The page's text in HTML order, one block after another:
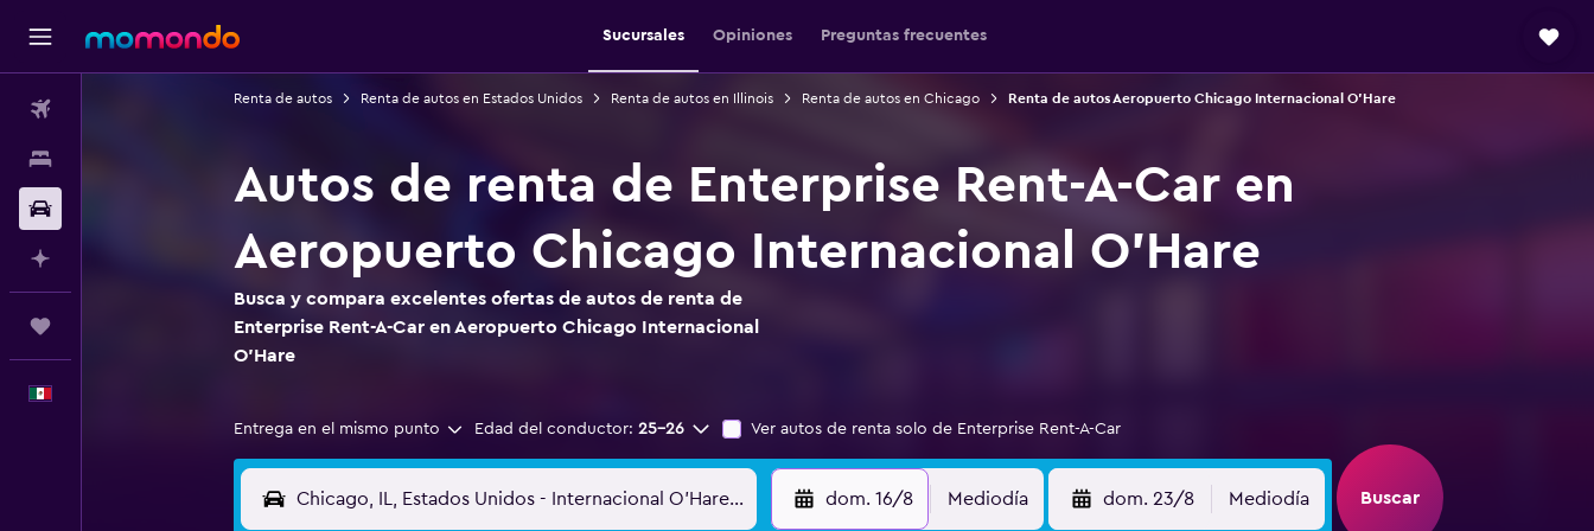
Sucursales Opiniones Preguntas frecuentes
Renta de autos Renta de autos en Estados Unidos Renta de autos en Illinois Renta de autos en Chicago Renta de autos Aeropuerto Chicago Internacional O'Hare
Autos de renta de Enterprise Rent-A-Car en
Aeropuerto Chicago Internacional O'Hare
Busca y compara excelentes ofertas de autos de renta de
Enterprise Rent-A-Car en Aeropuerto Chicago Internacional
O'Hare
Entrega en el mismo punto Edad del conductor: 25-26 Ver autos de renta solo de Enterprise Rent-A-Car
dom. 16/8 Mediodía dom. 23/8 Mediodía Buscar